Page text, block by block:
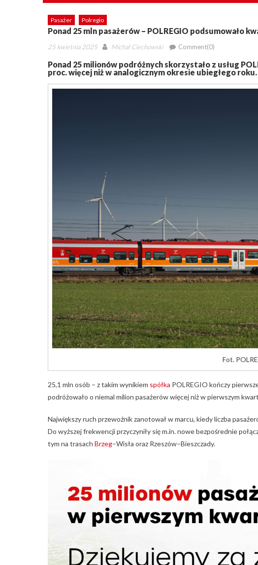
Pasażer Polregio
Ponad 25 mln pasażerów – POLREGIO podsumowało
Posted
25 kwietnia 2025 Author
Michał Ciechowski Comment(0)
Ponad 25 milionów podróżnych skorzystało z usług
proc. więcej niż w analogicznym okresie ubiegłego roku.
Fot.
25,1 mln osób – z takim wynikiem spółka POLREGIO kończy
podróżowało o niemal milion pasażerów więcej niż w pierwszym
Największy ruch przewoźnik zanotował w marcu, kiedy liczba
Do wyższej frekwencji przyczyniły się m.in. nowe bezpośrednie
tym na trasach Brzeg–Wisła oraz Rzeszów–Bieszczady.